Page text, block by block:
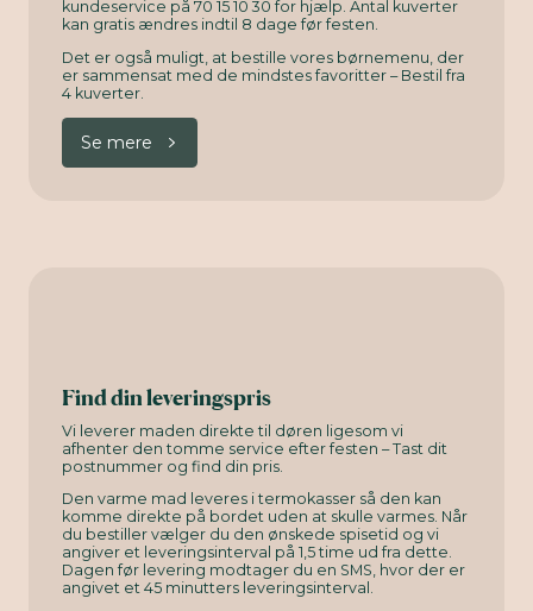
kundeservice på 70 15 10 30 for hjælp. Antal kuverter
kan gratis ændres indtil 8 dage før festen.
Det er også muligt, at bestille vores børnemenu, der
er sammensat med de mindstes favoritter – Bestil fra
4 kuverter.
Se mere
Find din leveringspris
Vi leverer maden direkte til døren ligesom vi
afhenter den tomme service efter festen – Tast dit
postnummer og find din pris.
Den varme mad leveres i termokasser så den kan
komme direkte på bordet uden at skulle varmes. Når
du bestiller vælger du den ønskede spisetid og vi
angiver et leveringsinterval på 1,5 time ud fra dette.
Dagen før levering modtager du en SMS, hvor der er
angivet et 45 minutters leveringsinterval.